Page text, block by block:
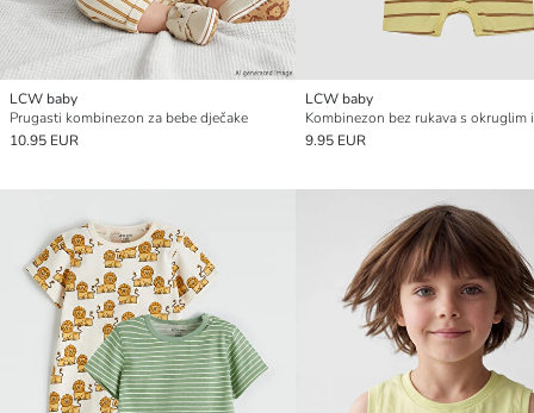
LCW baby
Prugasti kombinezon za bebe dječake
10.95 EUR
LCW baby
9.95 EUR